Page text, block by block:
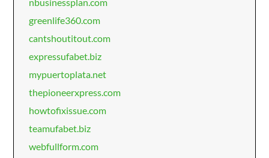
greenlife360.com
cantshoutitout.com
expressufabet.biz
mypuertoplata.net
thepioneerxpress.com
howtofixissue.com
teamufabet.biz
webfullform.com